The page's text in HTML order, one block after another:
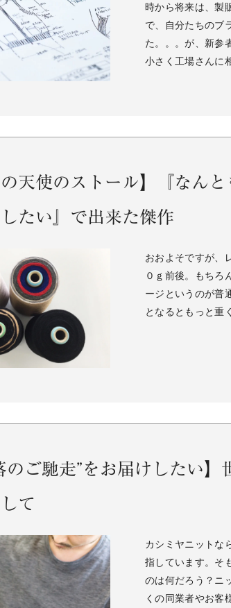
時から将来は、製
で、自分たちのブ
た。。。が、新参
小さく工場さんに
の天使のストール】『なん
たい』で出来た傑作
おおよそですが、
０ｇ前後。もちろ
ージというのが普
となるともっと重
のご馳走”をお届けしたい
て
カシミヤニットな
指しています。そ
のは何だろう？ニ
くの同業者やお客